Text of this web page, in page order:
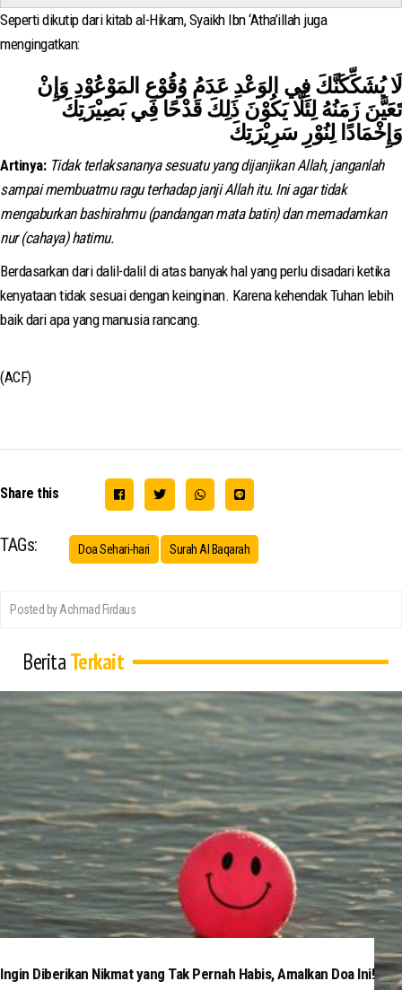
Seperti dikutip dari kitab al-Hikam, Syaikh Ibn ‘Atha’illah juga
mengingatkan:
لَا يُشَكِّكَنَّكَ فِي الوَعْدِ عَدَمُ وُقُوْعِ المَوْعُوْدِ وَإِنْ
تَعَيَّنَ زَمَنُهُ لِئَلَّا يَكُوْنَ ذَلِكَ قَدْحًا فِي بَصِيْرَتِكَ
وَإِخْمَادًا لِنُوْرِ سَرِيْرَتِكَ
Artinya: Tidak terlaksananya sesuatu yang dijanjikan Allah, janganlah
sampai membuatmu ragu terhadap janji Allah itu. Ini agar tidak
mengaburkan bashirahmu (pandangan mata batin) dan memadamkan
nur (cahaya) hatimu.
Berdasarkan dari dalil-dalil di atas banyak hal yang perlu disadari ketika
kenyataan tidak sesuai dengan keinginan. Karena kehendak Tuhan lebih
baik dari apa yang manusia rancang.
(ACF)
Share this
TAGs: Doa Sehari-hari Surah Al Baqarah
Posted by Achmad Firdaus
BeritaTerkait
Ingin Diberikan Nikmat yang Tak Pernah Habis, Amalkan Doa Ini!